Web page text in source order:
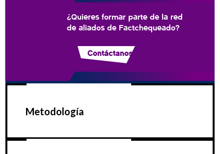
¿Quieres formar parte de la red
de aliados de Factchequeado?
Contáctanos
Metodología